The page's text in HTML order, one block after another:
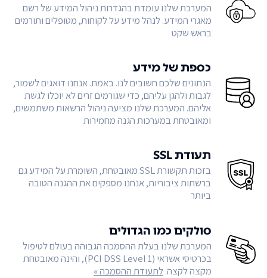
המערכת שלנו עומדת בהגדרות ניהול המידע של רשם
מאגרי המידע. לנהל מידע על לקוחות, מטופלים ותורמים
בראש שקט
כספת של מידע
הנתונים שלכם חשובים לנו. באמת. אנחנו דואגים לשמור,
לגבות ולהגן עליהם, כדי שגורמים זרים לא יוכלו לגשת
אליהם. המערכת שלנו מציעה ניהול הרשאות משתמשים,
ומאובטחת במערכות הגנה מחמירות
תעודת SSL
בזכות תקשורת SSL מאובטחת, השומרת על המידע גם
ברשתות ציבוריות, אנחנו מספקים את ההגנה הטובה
ביותר
סולקים כמו הגדולים
המערכת שלנו בעלת ההסמכה הגבוהה בעולם לטיפול
בכרטיסי אשראי (PCI DSS Level 1), והינה מאובטחת
מקצה לקצה.לתעודת ההסמכה »